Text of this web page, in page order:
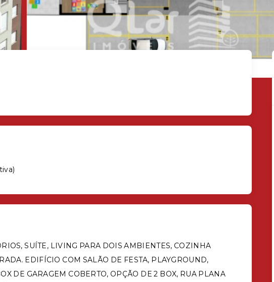
)
SUÍTE, LIVING PARA DOIS AMBIENTES, COZINHA
EDIFÍCIO COM SALÃO DE FESTA, PLAYGROUND,
DE GARAGEM COBERTO, OPÇÃO DE 2 BOX, RUA PLANA